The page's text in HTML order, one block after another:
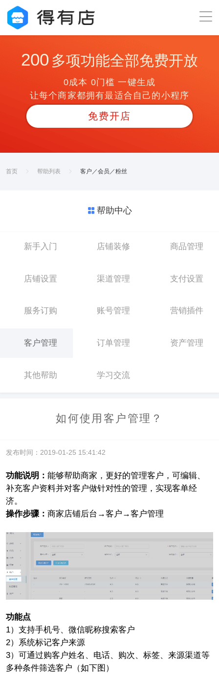
200 多项功能全部免费开放
0成本 0门槛 一键生成
让每个商家都拥有最适合自己的小程序
免费开店
首页 帮助列表 客户／会员／粉丝
帮助中心
新手入门 店铺装修 商品管理
店铺设置 渠道管理 支付设置
服务订购 账号管理 营销插件
客户管理 订单管理 资产管理
其他帮助 学习交流
如何使用客户管理？
发布时间：2019-01-25 15:41:42
功能说明： 能够帮助商家，更好的管理客户，可编辑、
补充客户资料并对客户做针对性的管理，实现客单经
济。
操作步骤： 商家店铺后台→客户→客户管理
功能点
1）支持手机号、微信昵称搜索客户
2）系统标记客户来源
3）可通过购客户姓名、电话、购次、标签、来源渠道等
多种条件筛选客户（如下图）